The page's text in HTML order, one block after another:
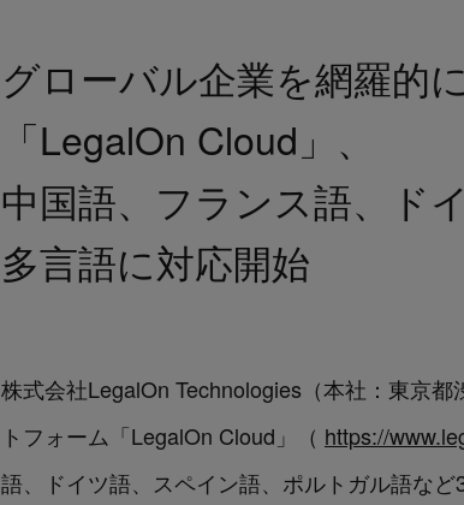
グローバル企業を網羅的
「LegalOn Cloud」、
中国語、フランス語、ド
多言語に対応開始
株式会社LegalOn Technologies（本社：東京
トフォーム「LegalOn Cloud」（ https://
語、ドイツ語、スペイン語、ポルトガル語な